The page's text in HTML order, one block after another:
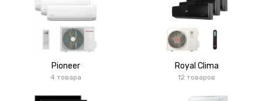
Pioneer
4 товара
Royal Clima
12 товаров